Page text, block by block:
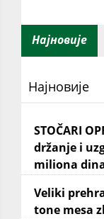
Најновије
Најновије
STOČARI
držanje i
miliona
Veliki
tone mesa